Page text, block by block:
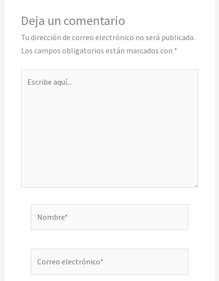
Deja un comentario
Tu dirección de correo electrónico no será publicada.
Los campos obligatorios están marcados con *